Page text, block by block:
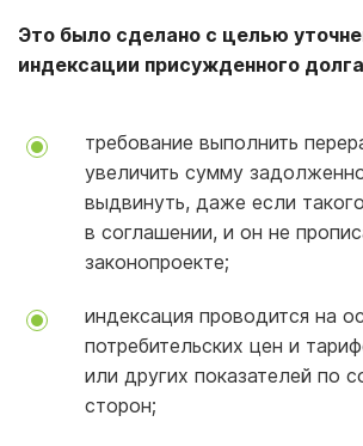
Это было сделано с целью
индексации присужденного
требование выполнить
увеличить сумму
выдвинуть, даже если
в соглашении, и он не
законопроекте;
индексация проводится на
потребительских цен и
или других показателей по
сторон;